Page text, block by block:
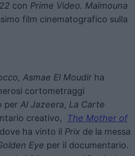
con Prime Video. Maïmouna
film cinematografico sulla
Asmae El Moudir ha
cortometraggi
per Al Jazeera, La Carte
creativo, The Mother of
dove ha vinto il Prix de la messa
Eye per il documentario.